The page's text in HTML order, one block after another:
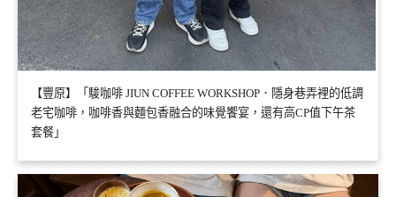
【豐原】「駿咖啡 JIUN COFFEE WORKSHOP．隱身巷弄裡的低調
老宅咖啡，咖啡香與麵包香融合的味覺饗宴，還有高CP值下午茶
套餐」